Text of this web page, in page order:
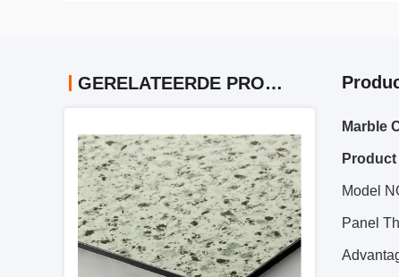
GERELATEERDE PRODUCTEN
Marble
Model
Panel